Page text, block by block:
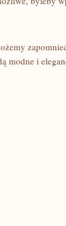
modne i⁣